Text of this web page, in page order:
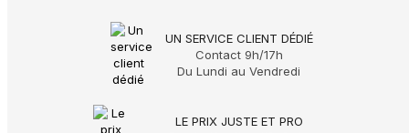
UN SERVICE CLIENT DÉDIÉ
Contact 9h/17h
Du Lundi au Vendredi
LE PRIX JUSTE ET PRO